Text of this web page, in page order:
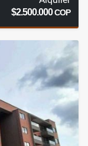
$2.500.000COP